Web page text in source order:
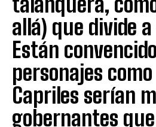
allá) que divide a
Están
personajes
Capriles serían
gobernantes